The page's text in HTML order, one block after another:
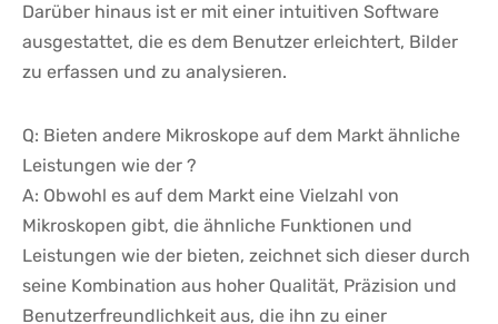
‍Darüber hinaus ist er mit einer intuitiven Software
ausgestattet, die es dem Benutzer ‍erleichtert,⁤ Bilder
zu erfassen und zu analysieren.
Q: Bieten andere Mikroskope auf ‌dem Markt ähnliche
Leistungen wie der ?
A: Obwohl es auf dem Markt eine Vielzahl von
Mikroskopen gibt, die ‌ähnliche Funktionen und
Leistungen wie der bieten, zeichnet sich dieser durch
seine Kombination aus hoher Qualität, Präzision und
Benutzerfreundlichkeit aus, die ihn zu ‍einer